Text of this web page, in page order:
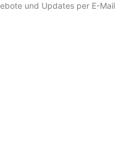
und Updates per E-Mail